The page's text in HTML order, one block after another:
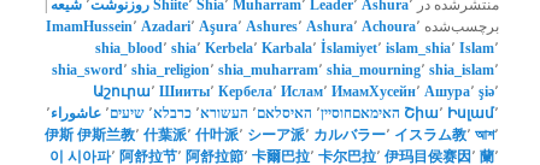
منتشرشده در Ashura٬ Leader٬ Muharram٬ Shia٬ Shiite٬ روزنوشت٬ شیعه |
برچسب‌شده Achoura٬ Ashura٬ Ashures٬ Aşura٬ Azadari٬ ImamHussein٬
Islam٬ islam_shia٬ İslamiyet٬ Karbala٬ Kerbela٬ shia٬ shia_blood٬
shia_islam٬ shia_mourning٬ shia_muharram٬ shia_religion٬ shia_sword٬
şiə٬ Ашурa٬ ИмамХусейн٬ Ислам٬ Кербела٬ Шииты٬ Աշուրա٬
Իսլամ٬ Շիա٬ האימאםחוסיין٬ האיסלאם٬ העשורא٬ כרבלא٬ שיעים٬ عاشوراء٬
আশ٬ イスラム教٬ カルバラー٬ シーア派٬ 什叶派٬ 什葉派٬ 伊斯兰教٬
伊斯
蘭٬ 伊玛目侯赛因٬ 卡尔巴拉٬ 卡爾巴拉٬ 阿舒拉節٬ 阿舒拉节٬ 시아파٬
이